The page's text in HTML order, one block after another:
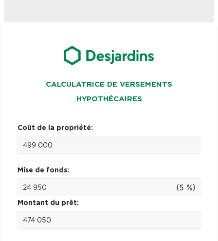
CALCULATRICE DE VERSEMENTS
HYPOTHÉCAIRES
Coût de la propriété:
Mise de fonds:
(5 %)
Montant du prêt: